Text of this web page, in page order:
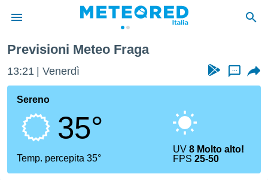
di
per
le
di
Previsioni Meteo Fraga
13:21 Venerdì ...
Sereno
35°
Temp. percepita 35°
UV8 Molto alto!
FPS25-50